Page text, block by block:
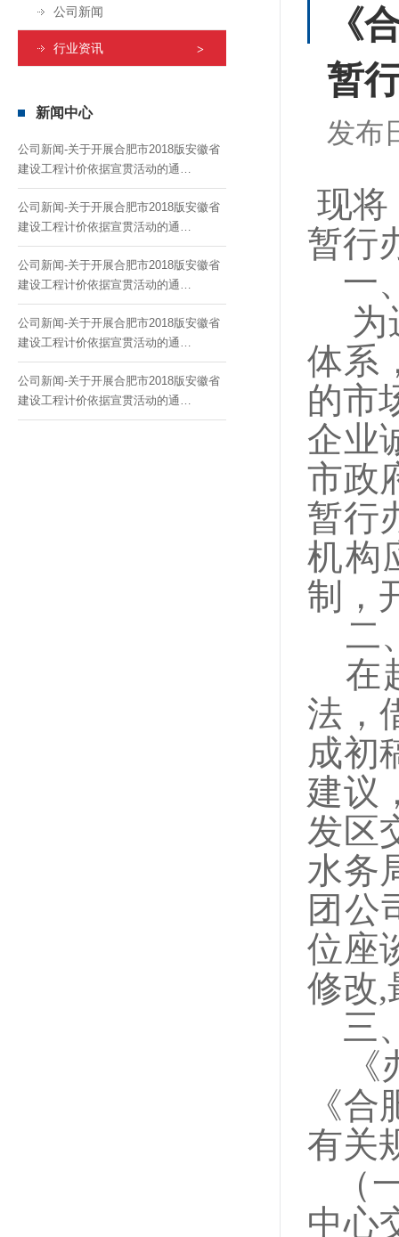
公司新闻
行业资讯
新闻中心
公司新闻-关于开展合肥市2018版安徽省
建设工程计价依据宣贯活动的通
知-351005
公司新闻-关于开展合肥市2018版安徽省
建设工程计价依据宣贯活动的通
知-990868
公司新闻-关于开展合肥市2018版安徽省
建设工程计价依据宣贯活动的通
知-131531
公司新闻-关于开展合肥市2018版安徽省
建设工程计价依据宣贯活动的通
知-189645
公司新闻-关于开展合肥市2018版安徽省
建设工程计价依据宣贯活动的通
知-723633
《
暂
发布
现将
暂行
一
为
体系
的市
企业
市政
暂行
机构
制，
二
在
法，
成初
建议
发区
水务
团公
位座
修改,
三
《
有关
（
中心